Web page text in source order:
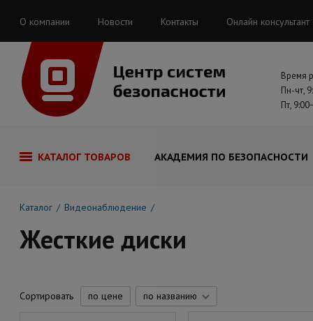
О компании Новости Контакты Онлайн консультант
Время
Пн-чт,
Пт,
КАТАЛОГ ТОВАРОВ АКАДЕМИЯ ПО БЕЗОПАСНОСТИ
Каталог Видеонаблюдение
Жесткие диски
Сортировать по цене по названию